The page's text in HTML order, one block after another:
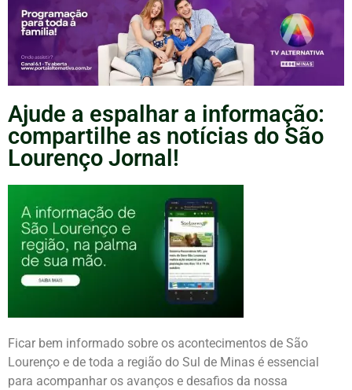
Ajude a espalhar a informação:
compartilhe as notícias do São
Lourenço Jornal!
Ficar bem informado sobre os acontecimentos de São
Lourenço e de toda a região do Sul de Minas é essencial
para acompanhar os avanços e desafios da nossa